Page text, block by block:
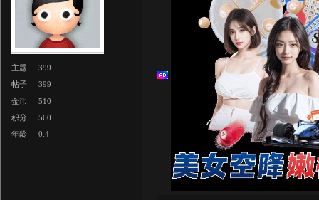
主题
399
帖子
399
金币
510
积分
560
年龄
0.4